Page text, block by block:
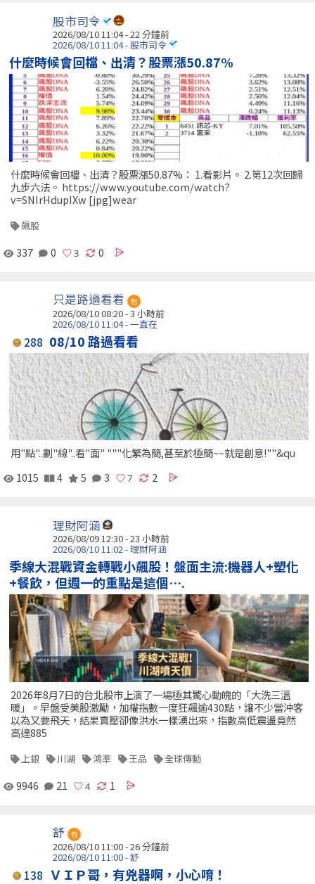
股市司令
2026/08/10 11:04 -22 分鐘前
2026/08/10 11:04 - 股市司令
什麼時候會回檔、出清？股票漲50.87%
什麼時候會回檔、出清？股票漲50.87%： 1.看影片。 2.第12次回歸
九步六法。 https://www.youtube.com/watch?
v=SNIrHdupIXw [jpg]wear
飆股
337 0 0
只是路過看看 包
2026/08/10 08:20 -3 小時前
2026/08/10 11:04 - 一直在
288 08/10 路過看看
用"點"..劃"線"..看"面" """化繁為簡,甚至於極簡~~就是創意!""&qu
1015
4 5 3 2
理財阿涵
2026/08/09 12:30 -23 小時前
2026/08/10 11:02 - 理財阿涵
季線大混戰資金轉戰小飆股！盤面主流:機器人+塑化
+餐飲，但週一的重點是這個….
2026年8月7日的台北股市上演了一場極其驚心動魄的「大洗三溫
暖」。早盤受美股激勵，加權指數一度狂飆逾430點，讓不少當沖客
以為又要飛天，結果賣壓卻像洪水一樣湧出來，指數高低震盪竟然
高達885
上銀 川湖 鴻準 王品 全球傳動
9946 21 1
舒 包
2026/08/10 11:00 -26 分鐘前
2026/08/10 11:00 - 舒
138 ＶＩＰ哥，有兇器啊，小心唷！